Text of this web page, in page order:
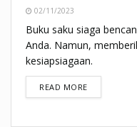
02/11/2023
Buku saku siaga
Anda. Namun,
kesiapsiagaan.
READ MOREDETAILS